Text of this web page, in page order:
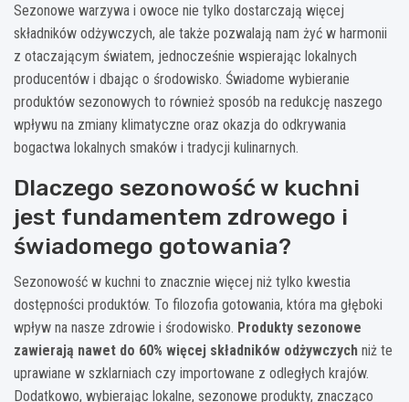
Sezonowe warzywa i owoce nie tylko dostarczają więcej
składników odżywczych, ale także pozwalają nam żyć w harmonii
z otaczającym światem, jednocześnie wspierając lokalnych
producentów i dbając o środowisko. Świadome wybieranie
produktów sezonowych to również sposób na redukcję naszego
wpływu na zmiany klimatyczne oraz okazja do odkrywania
bogactwa lokalnych smaków i tradycji kulinarnych.
Dlaczego sezonowość w kuchni
jest fundamentem zdrowego i
świadomego gotowania?
Sezonowość w kuchni to znacznie więcej niż tylko kwestia
dostępności produktów. To filozofia gotowania, która ma głęboki
wpływ na nasze zdrowie i środowisko. Produkty sezonowe
zawierają nawet do 60% więcej składników odżywczych niż te
uprawiane w szklarniach czy importowane z odległych krajów.
Dodatkowo, wybierając lokalne, sezonowe produkty, znacząco